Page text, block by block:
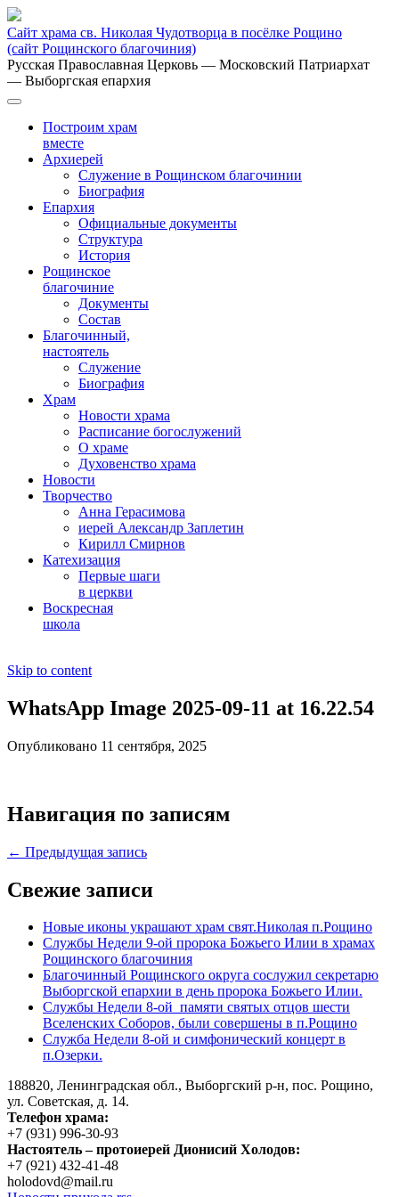
Сайт храма св. Николая Чудотворца в посёлке Рощино
(сайт Рощинского благочиния)
Русская Православная Церковь — Московский Патриархат
— Выборгская епархия
Построим храм
вместе
Архиерей
Служение в Рощинском благочинии
Биография
Епархия
Официальные документы
Структура
История
Рощинское
благочиние
Документы
Состав
Благочинный,
настоятель
Служение
Биография
Храм
Новости храма
Расписание богослужений
О храме
Духовенство храма
Новости
Творчество
Анна Герасимова
иерей Александр Заплетин
Кирилл Смирнов
Катехизация
Первые шаги
в церкви
Воскресная
школа
Skip to content
WhatsApp Image 2025-09-11 at 16.22.54
Опубликовано 11 сентября, 2025
Навигация по записям
← Предыдущая запись
Свежие записи
Новые иконы украшают храм свят.Николая п.Рощино
Службы Недели 9-ой пророка Божьего Илии в храмах
Рощинского благочиния
Благочинный Рощинского округа сослужил секретарю
Выборгской епархии в день пророка Божьего Илии.
Службы Недели 8-ой памяти святых отцов шести
Вселенских Соборов, были совершены в п.Рощино
Служба Недели 8-ой и симфонический концерт в
п.Озерки.
188820, Ленинградская обл., Выборгский р-н, пос. Рощино,
ул. Советская, д. 14.
Телефон храма:
+7 (931) 996-30-93
Настоятель – протоиерей Дионисий Холодов:
+7 (921) 432-41-48
holodovd@mail.ru